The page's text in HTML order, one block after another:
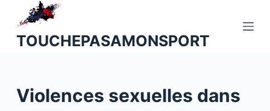
TOUCHEPASAMONSPORT
Violences sexuelles dans